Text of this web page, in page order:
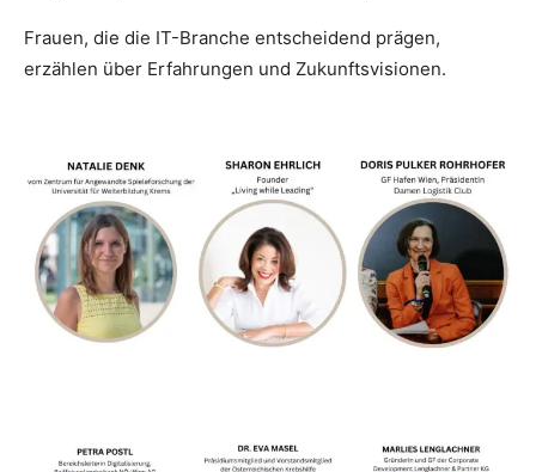
Frauen, die die IT-Branche entscheidend prägen,
erzählen über Erfahrungen und Zukunftsvisionen.